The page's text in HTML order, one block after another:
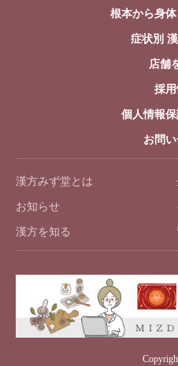
根本から身
症状別
店舗
採
個人情報
お問
漢方みず堂とは
お知らせ
漢方を知る